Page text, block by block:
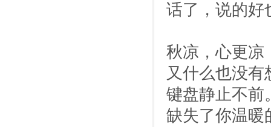
话了，说的好
秋凉，心更凉
又什么也没
键盘静止不前
缺失了你温暖